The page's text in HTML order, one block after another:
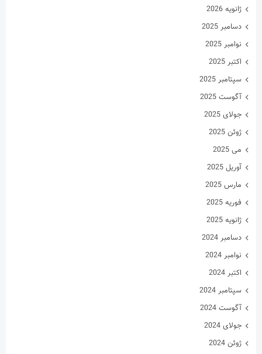
ژانویه 2026
دسامبر 2025
نوامبر 2025
اکتبر 2025
سپتامبر 2025
آگوست 2025
جولای 2025
ژوئن 2025
می 2025
آوریل 2025
مارس 2025
فوریه 2025
ژانویه 2025
دسامبر 2024
نوامبر 2024
اکتبر 2024
سپتامبر 2024
آگوست 2024
جولای 2024
ژوئن 2024